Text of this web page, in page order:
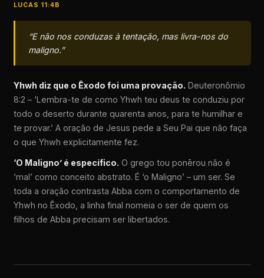
LUCAS 11:4B
“E não nos conduzas à tentação, mas livra-nos do
maligno.”
Yhwh diz que o Êxodo foi uma provação. Deuteronômio
8:2 – ‘Lembra-te de como Yhwh teu deus te conduziu por
todo o deserto durante quarenta anos, para te humilhar e
te provar.’ A oração de Jesus pede a Seu Pai que não faça
o que Yhwh explicitamente fez.
‘O Maligno’ é específico. O grego tou ponērou não é
‘mal’ como conceito abstrato. É ‘o Maligno’ – um ser. Se
toda a oração contrasta Abba com o comportamento de
Yhwh no Êxodo, a linha final nomeia o ser de quem os
filhos de Abba precisam ser libertados.